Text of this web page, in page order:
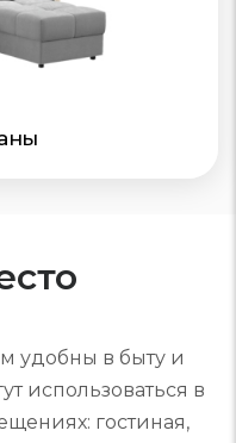
удобны в быту и
использоваться в
гостиная,